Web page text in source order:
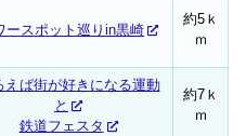
ースポット巡りin黒崎
約5ｋ
ｍ
えば街が好きになる運動
と
鉄道フェスタ
約7ｋ
ｍ